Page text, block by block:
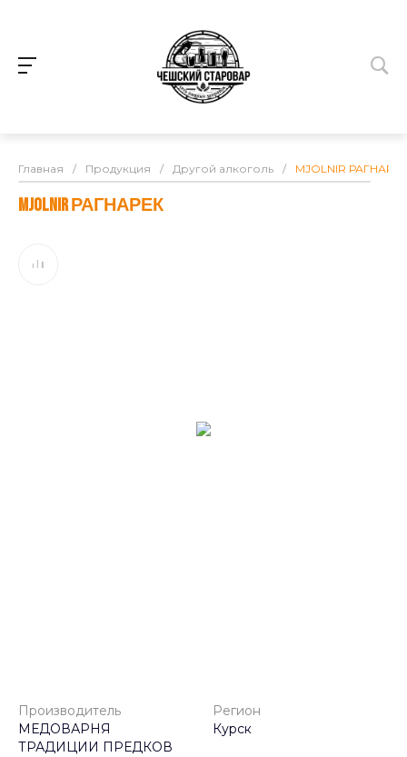
Главная / Продукция / Другой алкоголь / MJOLNIR РАГНАРЕК
MJOLNIR РАГНАРЕК
Производитель
МЕДОВАРНЯ
ТРАДИЦИИ ПРЕДКОВ
Регион
Курск